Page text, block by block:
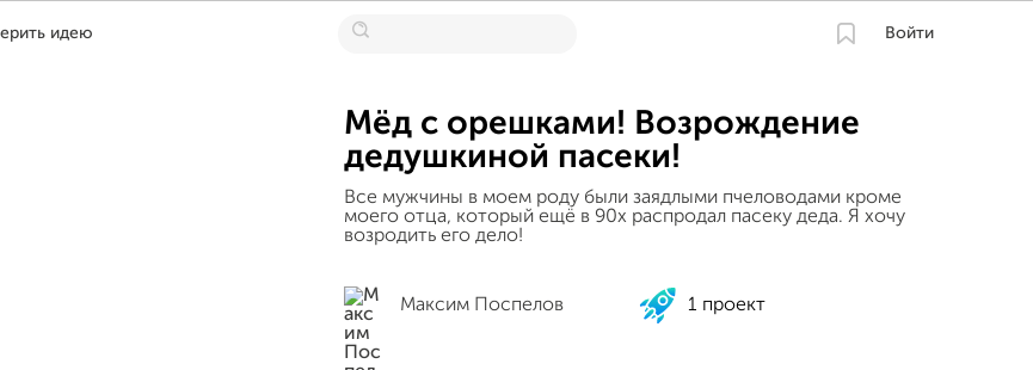
идею Войти
Мёд с орешками! Возрождение
дедушкиной пасеки!
Все мужчины в моем роду были заядлыми пчеловодами кроме
моего отца, который ещё в 90х распродал пасеку деда. Я хочу
возродить его дело!
Максим Поспелов 1 проект